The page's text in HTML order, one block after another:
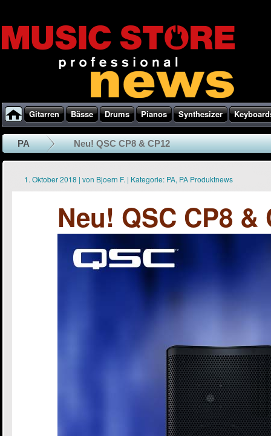
Gitarren Bässe Drums Pianos Synthesizer
PA Neu! QSC CP8 & CP12
1. Oktober 2018 | von Bjoern F. | Kategorie: PA, PA Produktnews
Neu! QSC CP8 &